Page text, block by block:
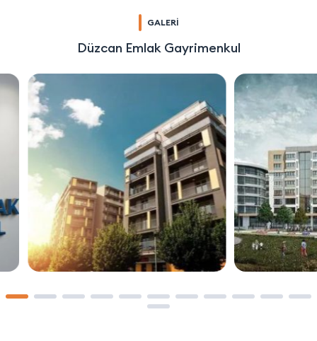
GALERİ
Düzcan Emlak Gayrimenkul